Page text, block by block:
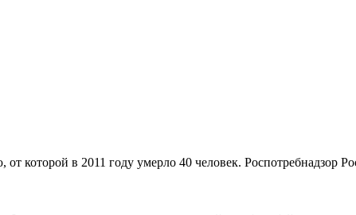
которой в 2011 году умерло 40 человек. Роспотребнадзор